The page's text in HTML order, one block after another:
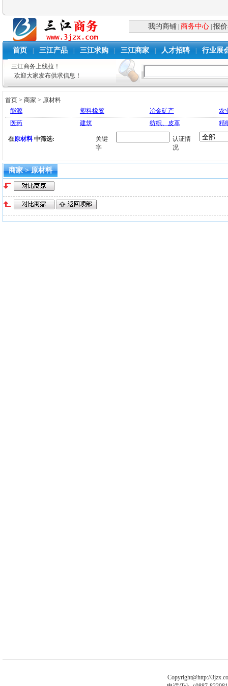
我的商铺 商务中心 |报
首页 三江产品 三江求购 三江商家 人才招聘 行业展
三江商务上线拉！
欢迎大家发布供求信息！
首页 >商家 > 原材料
能源
塑料橡胶 冶金矿产
农
医药
建筑 纺织、皮革 精
在原材料中筛选:
关键
字
认证情
况
商家 > 原材料
Copyright@http://